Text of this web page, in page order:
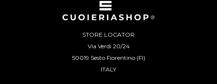
STORE LOCATOR
Via Verdi 20/24
50019 Sesto Fiorentino (FI)
ITALY